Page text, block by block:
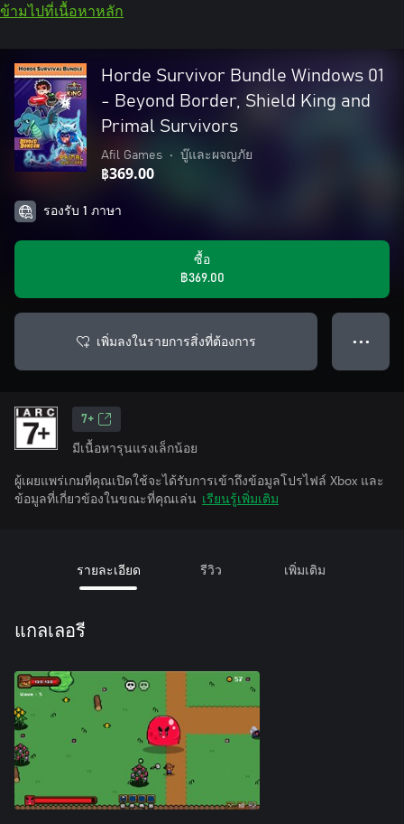
ข้ามไปที่เนื้อหาหลัก
Horde Survivor Bundle Windows 01
- Beyond Border, Shield King and
Primal Survivors
Afil Games • บู๊และผจญภัย
฿369.00
รองรับ 1 ภาษา
ซื้อ
฿369.00
เพิ่มลงในรายการสิ่งที่ต้องการ ● ● ●
7+
มีเนื้อหารุนแรงเล็กน้อย
ผู้เผยแพร่เกมที่คุณเปิดใช้จะได้รับการเข้าถึงข้อมูลโปรไฟล์ Xbox และ
ข้อมูลที่เกี่ยวข้องในขณะที่คุณเล่น เรียนรู้เพิ่มเติม
รายละเอียด รีวิว เพิ่มเติม
แกลเลอรี